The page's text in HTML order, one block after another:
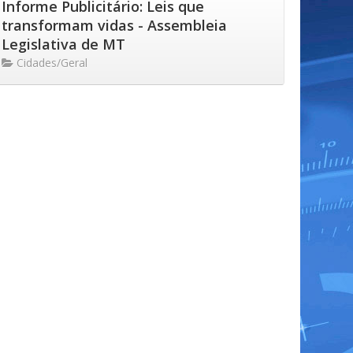
Informe Publicitário: Leis que
transformam vidas - Assembleia
Legislativa de MT
Cidades/Geral